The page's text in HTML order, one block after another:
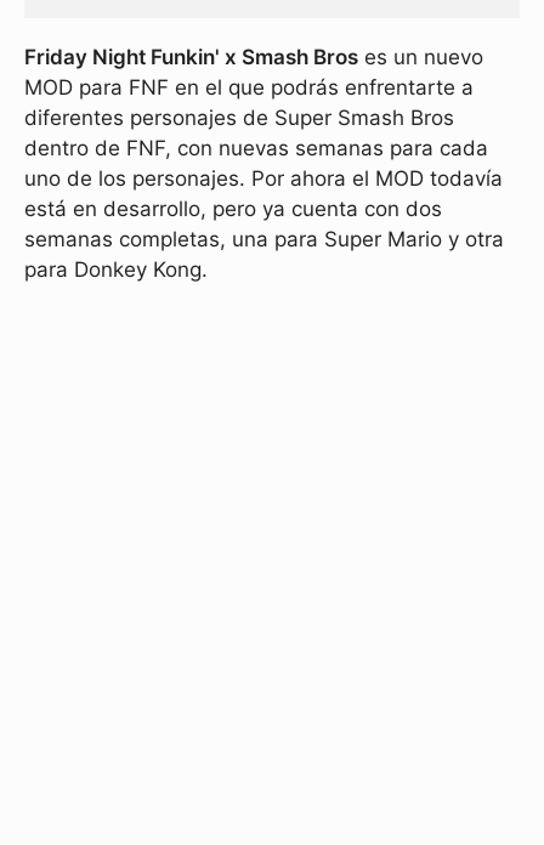
Friday Night Funkin' x Smash Bros es un nuevo
MOD para FNF en el que podrás enfrentarte a
diferentes personajes de Super Smash Bros
dentro de FNF, con nuevas semanas para cada
uno de los personajes. Por ahora el MOD todavía
está en desarrollo, pero ya cuenta con dos
semanas completas, una para Super Mario y otra
para Donkey Kong.